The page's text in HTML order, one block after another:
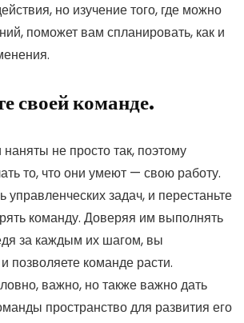
но изучение того, где можно
поможет вам спланировать, как и
своей команде.
не просто так, поэтому
то, что они умеют — свою работу.
задач, и перестаньте
команду. Доверяя им выполнять
за каждым их шагом, вы
позволяете команде расти.
важно, но также важно дать
пространство для развития его